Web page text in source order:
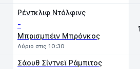
Ρέντκλιφ Ντόλφινς
-
Μπρισμπέιν Μπρόνκος
Αύριο στις 10:30
Σάουθ Σίντνεϊ Ράμπιτος